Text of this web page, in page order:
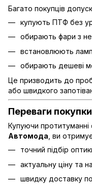
Багато покупців
купують ПТФ без
обирають фари з
встановлюють
обирають дешеві
Це призводить до
або швидкого
Переваги
Купуючи протитуманні
Автомода , ви
точний підбір
актуальну ціну та
швидку доставку по